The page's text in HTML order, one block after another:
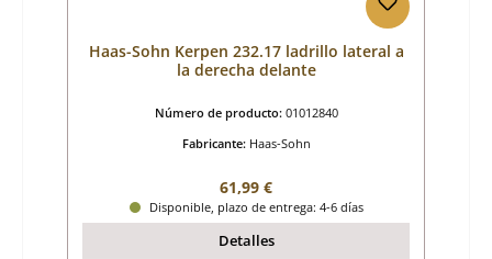
Haas-Sohn Kerpen 232.17 ladrillo lateral a
la derecha delante
Número de producto: 01012840
Fabricante: Haas-Sohn
Precio normal:
61,99 €
Disponible, plazo de entrega: 4-6 días
Detalles